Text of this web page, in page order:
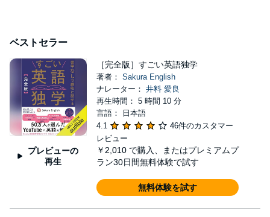
ベストセラー
プレビューの
再生
［完全版］すごい英語独学
著者： Sakura English
ナレーター： 井料 愛良
再生時間： 5 時間 10 分
言語： 日本語
4.1
46件のカスタマー
レビュー
￥2,010 で購入、またはプレミアムプ
ラン30日間無料体験で試す
無料体験を試す